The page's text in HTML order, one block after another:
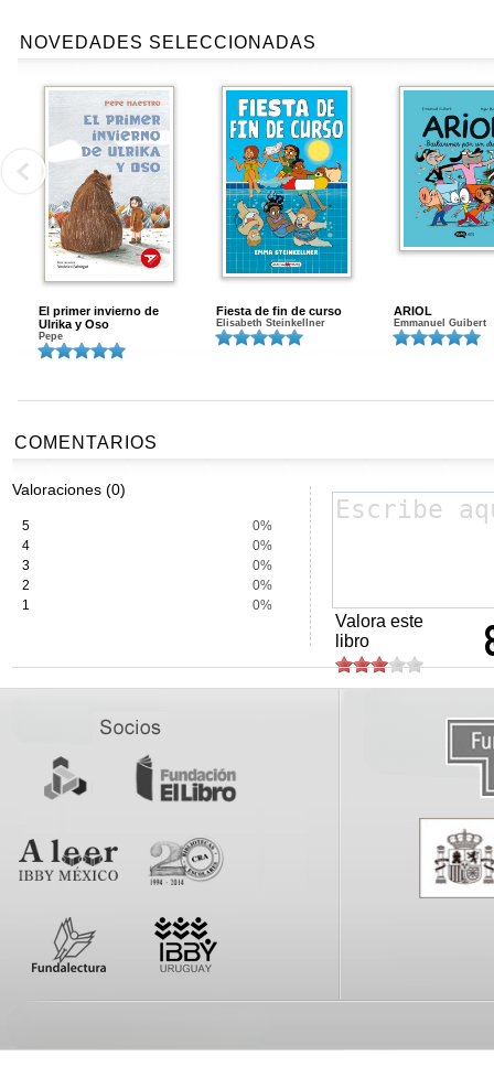
NOVEDADES SELECCIONADAS
El primer invierno de
Ulrika y Oso
Pepe
Fiesta de fin de curso
Elisabeth Steinkellner
ARIOL
Emmanuel Guibert
COMENTARIOS
Valoraciones (0)
5
0%
4
0%
3
0%
2
0%
1
0%
Valora este
libro